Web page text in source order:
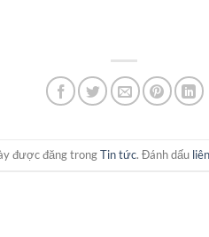
được đăng trongTin tức. Đánh dấu